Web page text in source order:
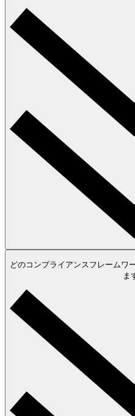
どのコンプライアンスフレームワ
ま